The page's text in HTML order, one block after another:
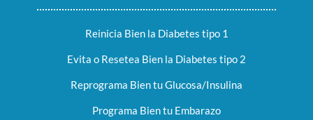
Reinicia Bien la Diabetes tipo 1
Evita o Resetea Bien la Diabetes tipo 2
Reprograma Bien tu Glucosa/Insulina
Programa Bien tu Embarazo